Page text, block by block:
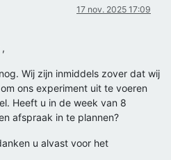
17 nov. 2025 17:09
,
Wij zijn inmiddels zover dat wij
ons experiment uit te voeren
Heeft u in de week van 8
afspraak in te plannen?
u alvast voor het